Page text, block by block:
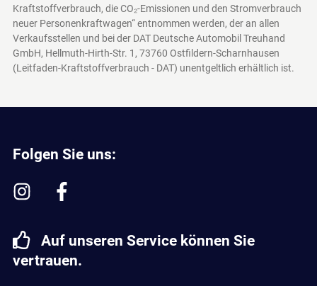
Kraftstoffverbrauch, die CO₂-Emissionen und den Stromverbrauch
neuer Personenkraftwagen“ entnommen werden, der an allen
Verkaufsstellen und bei der DAT Deutsche Automobil Treuhand
GmbH, Hellmuth-Hirth-Str. 1, 73760 Ostfildern-Scharnhausen
(Leitfaden-Kraftstoffverbrauch - DAT) unentgeltlich erhältlich ist.
Folgen Sie uns:
Auf unseren Service können Sie
vertrauen.